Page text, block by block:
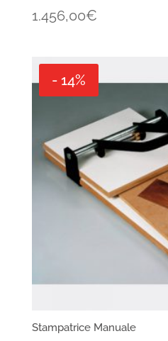
1.456,00€
- 14%
Stampatrice Manuale